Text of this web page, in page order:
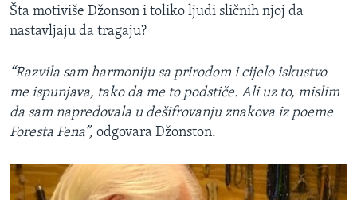
Šta motiviše Džonson i toliko ljudi sličnih njoj da
nastavljaju da tragaju?
“Razvila sam harmoniju sa prirodom i cijelo iskustvo
me ispunjava, tako da me to podstiče. Ali uz to, mislim
da sam napredovala u dešifrovanju znakova iz poeme
Foresta Fena”, odgovara Džonston.